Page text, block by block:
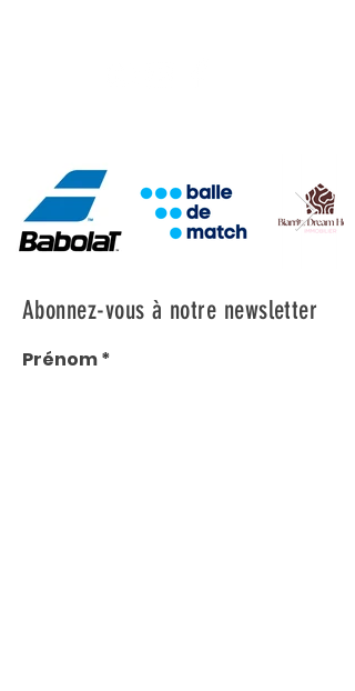
Abonnez-vous à notre newsletter
Prénom